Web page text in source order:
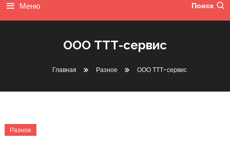
Меню Поиск
ООО ТТТ-сервис
Главная Разное ООО ТТТ-сервис
Разное